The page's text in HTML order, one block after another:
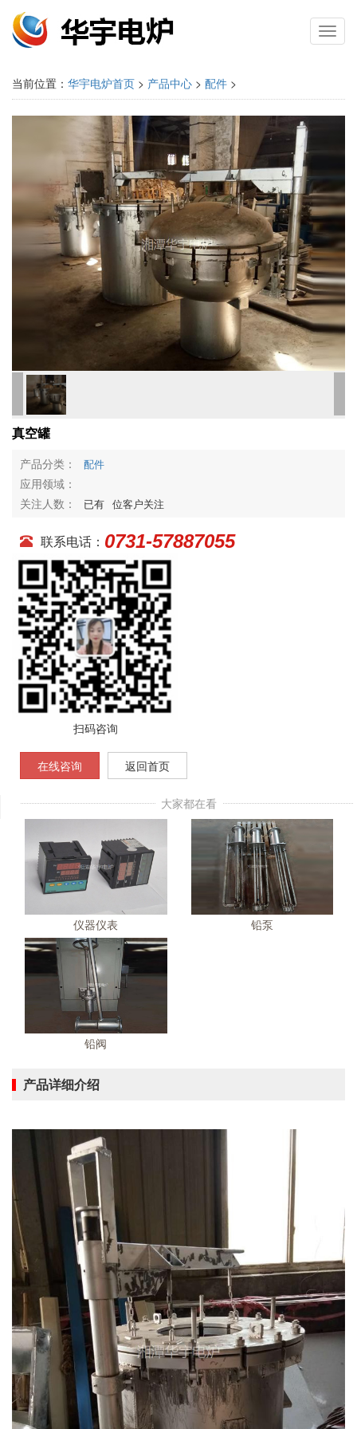
当前位置： 华宇电炉首页 > 产品中心 > 配件 >
真空罐
产品分类： 配件
应用领域：
关注人数：
已有 位客户关注
联系电话： 0731-57887055
扫码咨询
在线咨询 返回首页
大家都在看
仪器仪表 铅泵
铅阀
产品详细介绍